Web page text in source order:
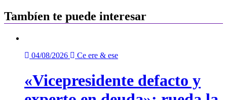
Tambíen te puede interesar
04/08/2026 Ce ere & ese
«Vicepresidente defacto y